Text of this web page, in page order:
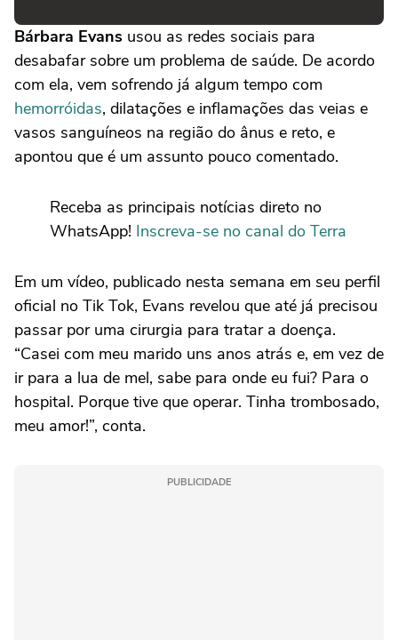
Bárbara Evans usou as redes sociais para
desabafar sobre um problema de saúde. De acordo
com ela, vem sofrendo já algum tempo com
hemorróidas, dilatações e inflamações das veias e
vasos sanguíneos na região do ânus e reto, e
apontou que é um assunto pouco comentado.
Receba as principais notícias direto no
WhatsApp! Inscreva-se no canal do Terra
Em um vídeo, publicado nesta semana em seu perfil
oficial no Tik Tok, Evans revelou que até já precisou
passar por uma cirurgia para tratar a doença.
“Casei com meu marido uns anos atrás e, em vez de
ir para a lua de mel, sabe para onde eu fui? Para o
hospital. Porque tive que operar. Tinha trombosado,
meu amor!”, conta.
PUBLICIDADE